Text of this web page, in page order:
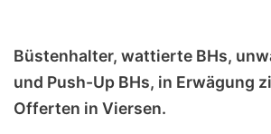
Büstenhalter, wattierte BHs,
und Push-Up BHs, in Erwägung
Offerten in Viersen.